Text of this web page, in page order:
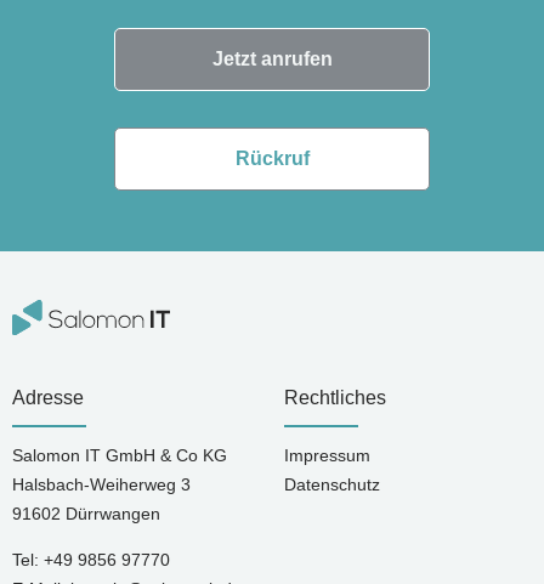
Jetzt anrufen
Rückruf
Adresse
Salomon IT GmbH & Co KG
Halsbach-Weiherweg 3
91602 Dürrwangen
Tel: +49 9856 97770
Rechtliches
Impressum
Datenschutz